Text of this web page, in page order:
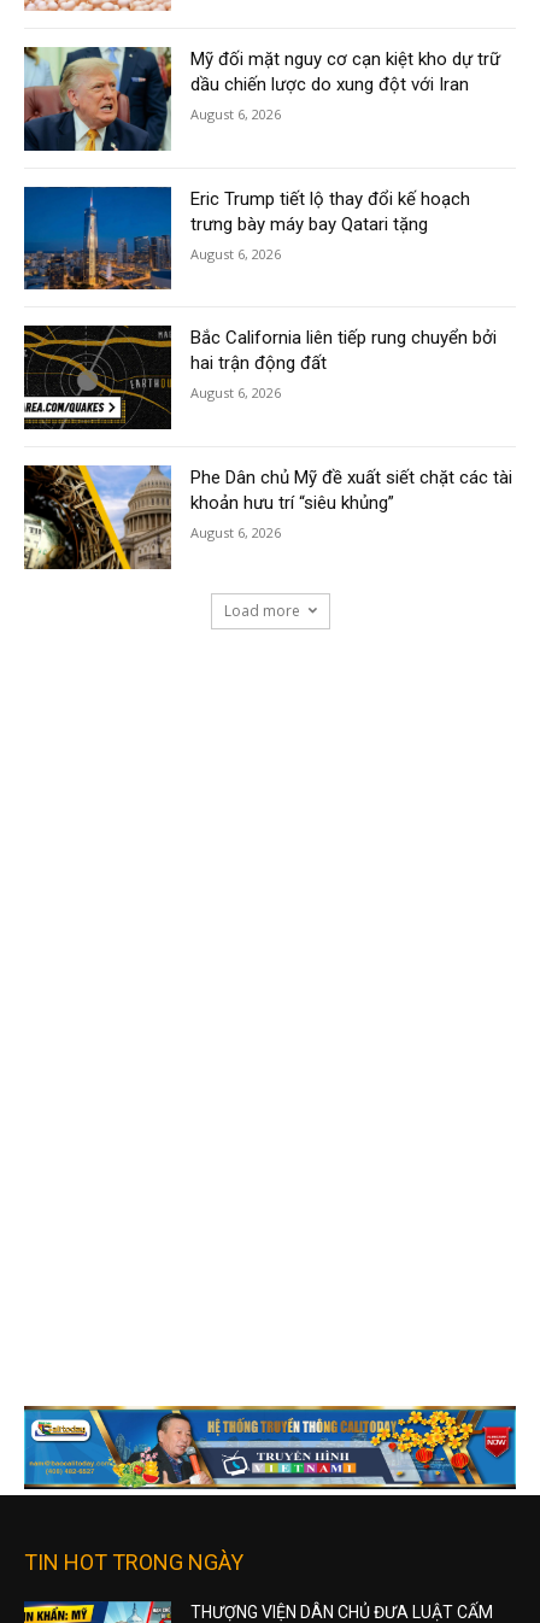
Mỹ đối mặt nguy cơ cạn kiệt kho dự trữ
dầu chiến lược do xung đột với Iran
August 6, 2026
Eric Trump tiết lộ thay đổi kế hoạch
trưng bày máy bay Qatari tặng
August 6, 2026
Bắc California liên tiếp rung chuyển bởi
hai trận động đất
August 6, 2026
Phe Dân chủ Mỹ đề xuất siết chặt các tài
khoản hưu trí “siêu khủng”
August 6, 2026
Load more
TIN HOT TRONG NGÀY
THƯỢNG VIỆN DÂN CHỦ ĐƯA LUẬT CẤM